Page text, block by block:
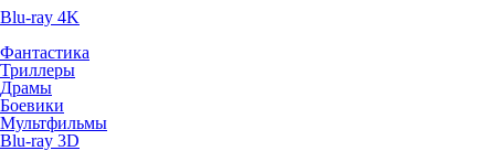
Blu-ray 4K
Фантастика
Триллеры
Драмы
Боевики
Мультфильмы
Blu-ray 3D